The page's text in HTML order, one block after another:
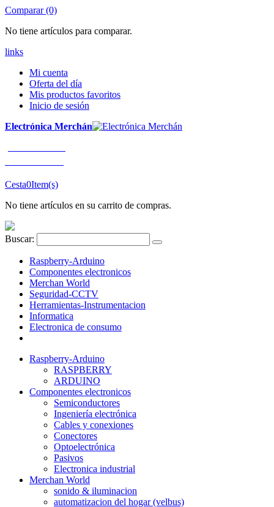
Comparar (0)
No tiene artículos para comparar.
links
Mi cuenta
Oferta del día
Mis productos favoritos
Inicio de sesión
Electrónica Merchán
Cesta0Item(s)
No tiene artículos en su carrito de compras.
Buscar:
Raspberry-Arduino
Componentes electronicos
Merchan World
Seguridad-CCTV
Herramientas-Instrumentacion
Informatica
Electronica de consumo
Raspberry-Arduino
RASPBERRY
ARDUINO
Componentes electronicos
Semiconductores
Ingeniería electrónica
Cables y conexiones
Conectores
Optoelectrónica
Pasivos
Electronica industrial
Merchan World
sonido & iluminacion
automatizacion del hogar (velbus)